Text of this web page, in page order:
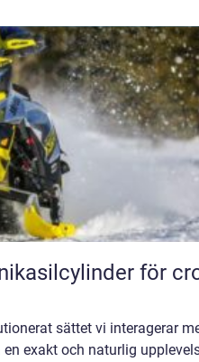
för
sättet vi interagerar
exakt och naturlig